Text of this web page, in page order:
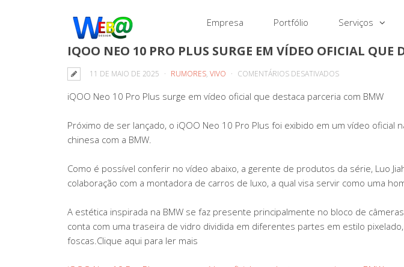
Empresa Portfólio Serviços
IQOO NEO 10 PRO PLUS SURGE EM VÍDEO OFICIAL QUE
11 DE MAIO DE 2025 RUMORES, VIVO COMENTÁRIOS DESATIVADOSEM
NEO
PRO
EM
VÍDEO
QUE
DESTACA
iQOO Neo 10 Pro Plus surge em vídeo oficial que destaca parceria com BMW
Próximo de ser lançado, o iQOO Neo 10 Pro Plus foi exibido em um vídeo
chinesa com a BMW.
Como é possível conferir no vídeo abaixo, a gerente de produtos da série, Luo
colaboração com a montadora de carros de luxo, a qual visa servir como uma
A estética inspirada na BMW se faz presente principalmente no bloco de
conta com uma traseira de vidro dividida em diferentes partes em estilo
foscas.Clique aqui para ler mais